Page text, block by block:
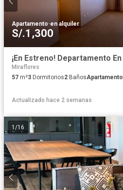
Apartamento·en alquiler
S/.1,300
Miraflores
57 m²3 Dormitorios2 BañosApartamento
Actualizado hace 2 semanas
1 /16